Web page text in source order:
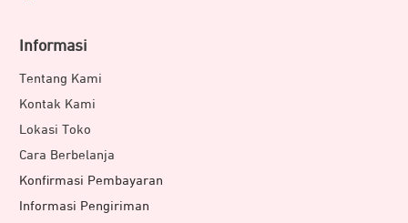
Informasi
Tentang Kami
Kontak Kami
Lokasi Toko
Cara Berbelanja
Konfirmasi Pembayaran
Informasi Pengiriman